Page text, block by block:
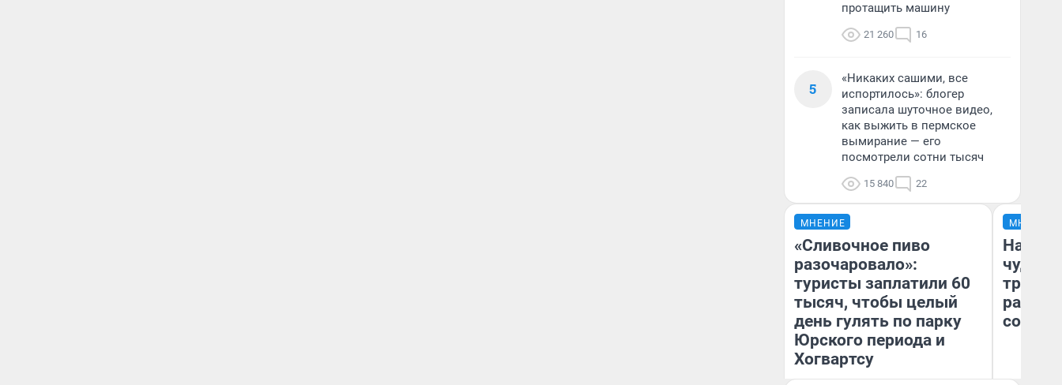
протащить машину
21 260 16
5
«Никаких сашими, все
испортилось»: блогер
записала шуточное видео,
как выжить в пермское
вымирание — его
посмотрели сотни тысяч
15 840 22
МНЕНИЕ
«Сливочное пиво
разочаровало»:
туристы заплатили 60
тысяч, чтобы целый
день гулять по парку
Юрского периода и
Хогвартсу
МНЕНИЕ
чудом